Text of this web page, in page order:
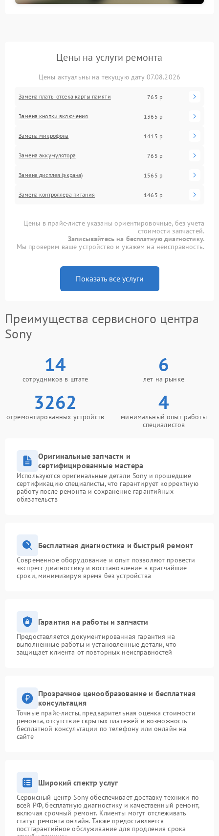
Цены на услуги ремонта
Цены актуальны на текущую дату 07.08.2026
Замена платы отсека карты памяти 765 р
Замена кнопки включения 1365 р
Замена микрофона 1415 р
Замена аккумулятора 765 р
Замена дисплея (экрана) 1565 р
Замена контроллера питания 1465 р
Цены в прайс-листе указаны ориентировочные, без учета
стоимости запчастей.
Записывайтесь на бесплатную диагностику.
Мы проверим ваше устройство и укажем на неисправность.
Показать все услуги
Преимущества сервисного центра
Sony
14
сотрудников в штате
6
лет на рынке
3262
отремонтированных устройств
4
минимальный опыт работы
специалистов
Оригинальные запчасти и
сертифицированные мастера
Используются оригинальные детали Sony и прошедшие
сертификацию специалисты, что гарантирует корректную
работу после ремонта и сохранение гарантийных
обязательств
Бесплатная диагностика и быстрый ремонт
Современное оборудование и опыт позволяют провести
экспресс-диагностику и восстановление в кратчайшие
сроки, минимизируя время без устройства
Гарантия на работы и запчасти
Предоставляется документированная гарантия на
выполненные работы и установленные детали, что
защищает клиента от повторных неисправностей
Прозрачное ценообразование и бесплатная
консультация
Точные прайс-листы, предварительная оценка стоимости
ремонта, отсутствие скрытых платежей и возможность
бесплатной консультации по телефону или онлайн на
сайте
Широкий спектр услуг
Сервисный центр Sony обеспечивает доставку техники по
всей РФ, бесплатную диагностику и качественный ремонт,
включая срочный ремонт. Клиенты могут отслеживать
статус ремонта онлайн. Также предоставляется
постгарантийное обслуживание для продления срока